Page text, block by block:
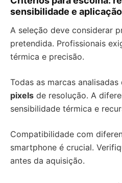
sensibilidade e aplicação
A seleção deve considerar
pretendida. Profissionais
térmica e precisão.
Todas as marcas
pixels de resolução. A
sensibilidade térmica e
Compatibilidade com
smartphone é crucial.
antes da aquisição.